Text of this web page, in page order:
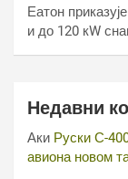
Еатон
и до 120 кW
Недавни
Аки Руски С-
авиона новом